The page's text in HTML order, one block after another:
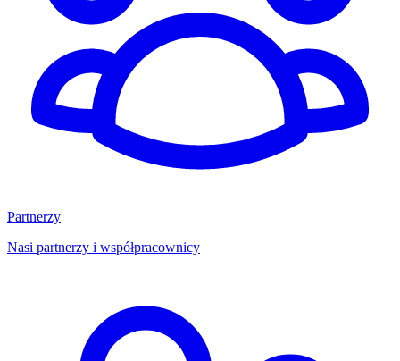
Partnerzy
Nasi partnerzy i współpracownicy